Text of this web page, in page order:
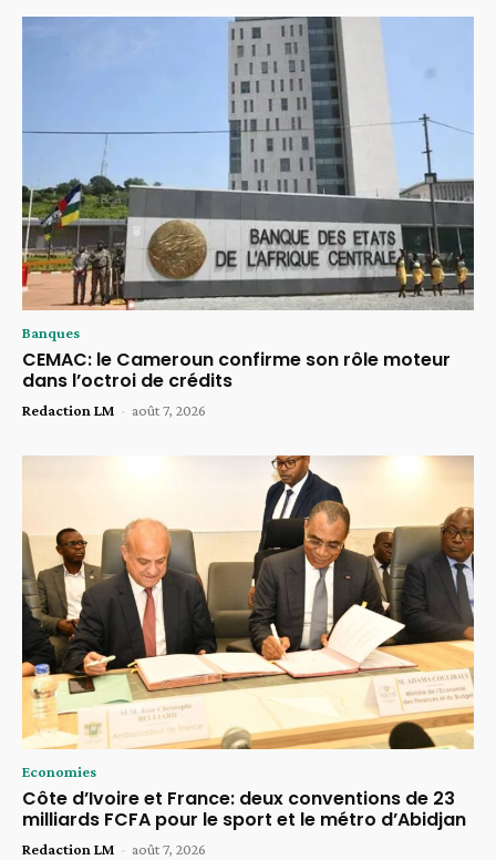
Banques
CEMAC: le Cameroun confirme son rôle moteur
dans l’octroi de crédits
Redaction LM - août 7, 2026
Economies
Côte d’Ivoire et France: deux conventions de 23
milliards FCFA pour le sport et le métro d’Abidjan
Redaction LM - août 7, 2026